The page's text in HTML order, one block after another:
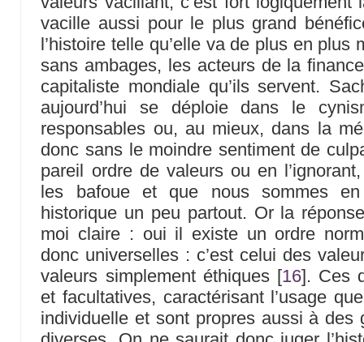
vacille aussi pour le plus grand
l’histoire telle qu’elle va de plus en
sans ambages, les acteurs de la
capitaliste mondiale qu’ils servent.
aujourd’hui se déploie dans le
responsables ou, au mieux, dans la
donc sans le moindre sentiment de
pareil ordre de valeurs ou en
les bafoue et que nous sommes en
historique un peu partout. Or la
moi claire : oui il existe un ordre
donc universelles : c’est celui des
valeurs simplement éthiques[16]. Ces
et facultatives, caractérisant l’usage
individuelle et sont propres aussi à des